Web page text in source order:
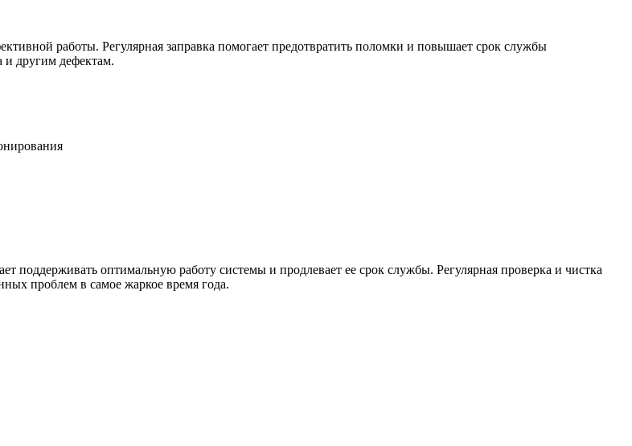
работы. Регулярная заправка помогает предотвратить поломки и повышает срок службы
и другим дефектам.
поддерживать оптимальную работу системы и продлевает ее срок службы. Регулярная проверка и чистка
проблем в самое жаркое время года.